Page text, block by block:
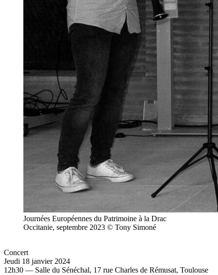
Journées Européennes du Patrimoine à la Drac
Occitanie, septembre 2023 © Tony Simoné
Concert
Jeudi 18 janvier 2024
12h30 — Salle du Sénéchal, 17 rue Charles de Rémusat, Toulouse